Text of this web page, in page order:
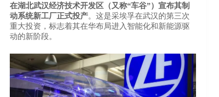
在湖北武汉经济技术开发区（又称“车谷”）宣布其制
动系统新工厂正式投产。这是采埃孚在武汉的第三次
重大投资，标志着其在华布局进入智能化和新能源驱
动的新阶段。